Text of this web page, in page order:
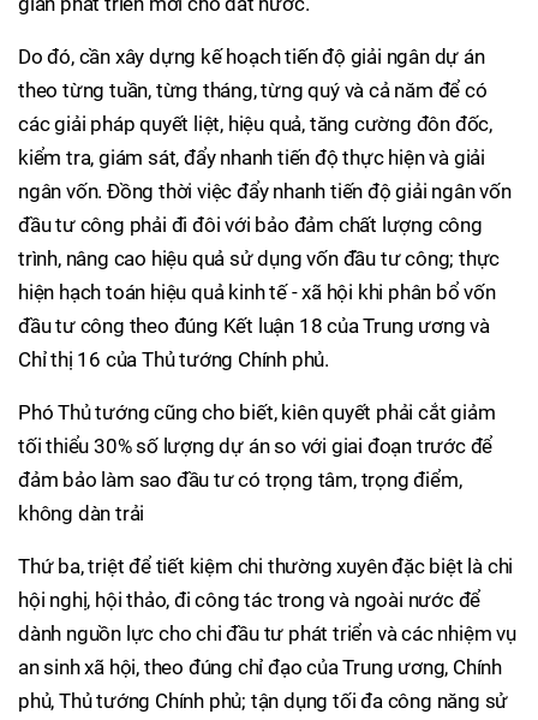
Do đó, cần xây dựng kế hoạch tiến độ giải ngân dự án
theo từng tuần, từng tháng, từng quý và cả năm để có
các giải pháp quyết liệt, hiệu quả, tăng cường đôn đốc,
kiểm tra, giám sát, đẩy nhanh tiến độ thực hiện và giải
ngân vốn. Đồng thời việc đẩy nhanh tiến độ giải ngân vốn
đầu tư công phải đi đôi với bảo đảm chất lượng công
trình, nâng cao hiệu quả sử dụng vốn đầu tư công; thực
hiện hạch toán hiệu quả kinh tế - xã hội khi phân bổ vốn
đầu tư công theo đúng Kết luận 18 của Trung ương và
Chỉ thị 16 của Thủ tướng Chính phủ.
Phó Thủ tướng cũng cho biết, kiên quyết phải cắt giảm
tối thiểu 30% số lượng dự án so với giai đoạn trước để
đảm bảo làm sao đầu tư có trọng tâm, trọng điểm,
không dàn trải
Thứ ba, triệt để tiết kiệm chi thường xuyên đặc biệt là chi
hội nghị, hội thảo, đi công tác trong và ngoài nước để
dành nguồn lực cho chi đầu tư phát triển và các nhiệm vụ
an sinh xã hội, theo đúng chỉ đạo của Trung ương, Chính
phủ, Thủ tướng Chính phủ; tận dụng tối đa công năng sử